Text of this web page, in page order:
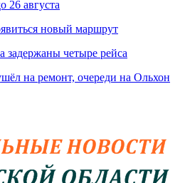
26 августа
новый маршрут
задержаны четыре рейса
на ремонт, очереди на Ольхон